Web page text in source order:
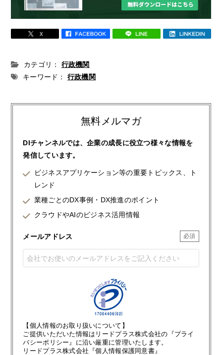
カテゴリ：
行政機関
キーワード：
行政機関
無料メルマガ
DIチャンネルでは、企業の成長に役立つ様々な情報を
発信しています。
ビジネスアプリケーション等の重要トピックス、ト
レンド
業種ごとのDX事例・DX推進のポイント
クラウドやAIのビジネス活用情報
メールアドレス
【個人情報のお取り扱いについて】
ご提供いただいた情報はリードプラス株式会社の『プライ
バシーポリシー』に沿い厳重に管理いたします。
リードプラス株式会社『個人情報保護同意書』